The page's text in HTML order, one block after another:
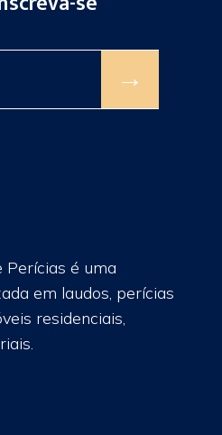
→
Perícias é uma
em laudos, perícias
residenciais,